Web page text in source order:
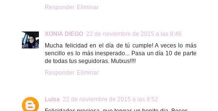
Responder Eliminar
XONIA DIEGO 22 de noviembre de 2015 a las 9:46
Mucha felicidad en el día de tú cumple! A veces lo más
sencillo es lo más inesperado... Pasa un día 10 de parte
de todas tus seguidoras. Mutxus!!!!
Responder Eliminar
Luisa 22 de noviembre de 2015 a las 9:52